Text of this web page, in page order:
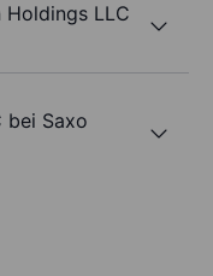
LLC
bei Saxo